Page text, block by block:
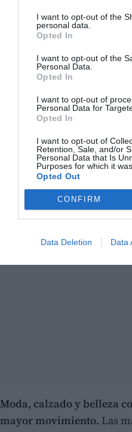
I want to opt-out of the
personal data.
Opted In
I want to opt-out of the
Personal Data.
Opted In
I want to opt-out of
Personal Data for
Opted In
I want to opt-out of
Retention, Sale, and/or
Personal Data that Is
Purposes for which it
Opted Out
CONFIRM
Data Deletion Data
Moda, calzado y belleza
mayor movimiento. Las